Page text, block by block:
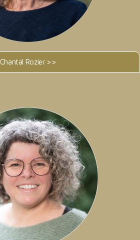
Chantal Rozier >>